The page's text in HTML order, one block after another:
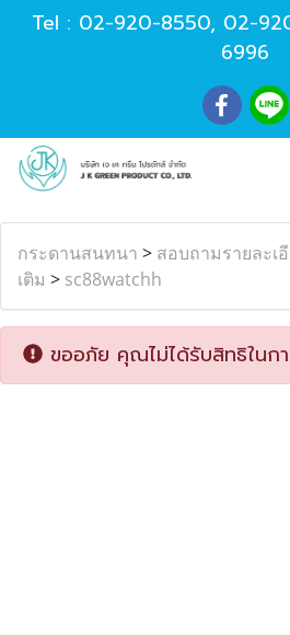
Tel : 02-920-8550, 02-
6996
กระดานสนทนา > สอบถามรายละเ
เติม > sc88watchh
ขออภัย คุณไม่ได้รับสิทธิในกา